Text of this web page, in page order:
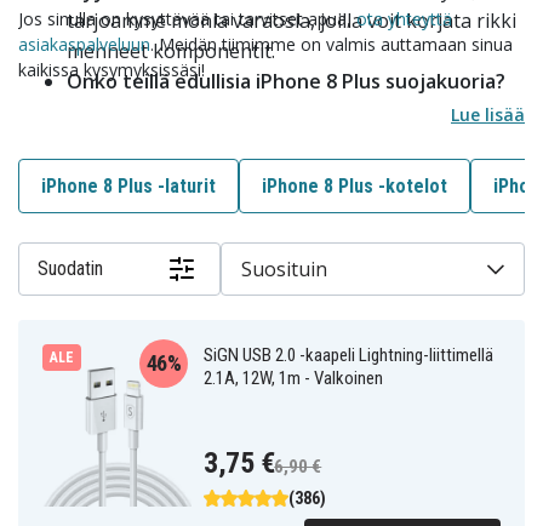
tarjoamme monia varaosia, joilla voit korjata rikki
menneet komponentit.
Onko teillä edullisia iPhone 8 Plus suojakuoria?
Kuinka nopeasti toimitatte tuotteet?
Tarjoamme nopean toimituksen Suomessa. Tilaa
Jos sinulla on kysyttävää tai tarvitset apua,ota yhteyttä
asiakaspalveluun. Meidän tiimimme on valmis auttamaan sinua
kaikissa kysymyksissäsi!
Lue lisää
iPhone 8 Plus -laturit iPhone 8 Plus -kotelot
Suodatin Suosituin
ALE
SiGN USB 2.0 -kaapeli Lightning-liittimellä
2.1A, 12W, 1m - Valkoinen
(386)
46%
3,75 €6,90 €